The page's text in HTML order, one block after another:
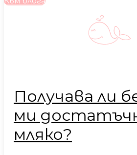
Получава ли
ми
мляко?